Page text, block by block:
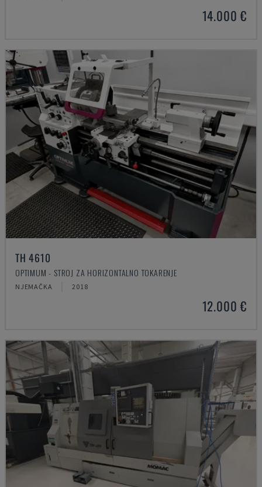
14.000 €
TH 4610
OPTIMUM - STROJ ZA HORIZONTALNO TOKARENJE
NJEMAČKA 2018
12.000 €